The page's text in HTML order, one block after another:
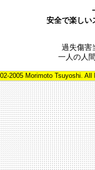
安全で楽しい
過失傷害
一人の人
2005 Morimoto Tsuyoshi. All